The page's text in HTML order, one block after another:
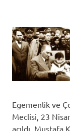
Egemenlik ve
Meclisi, 23
açıldı. Mustafa